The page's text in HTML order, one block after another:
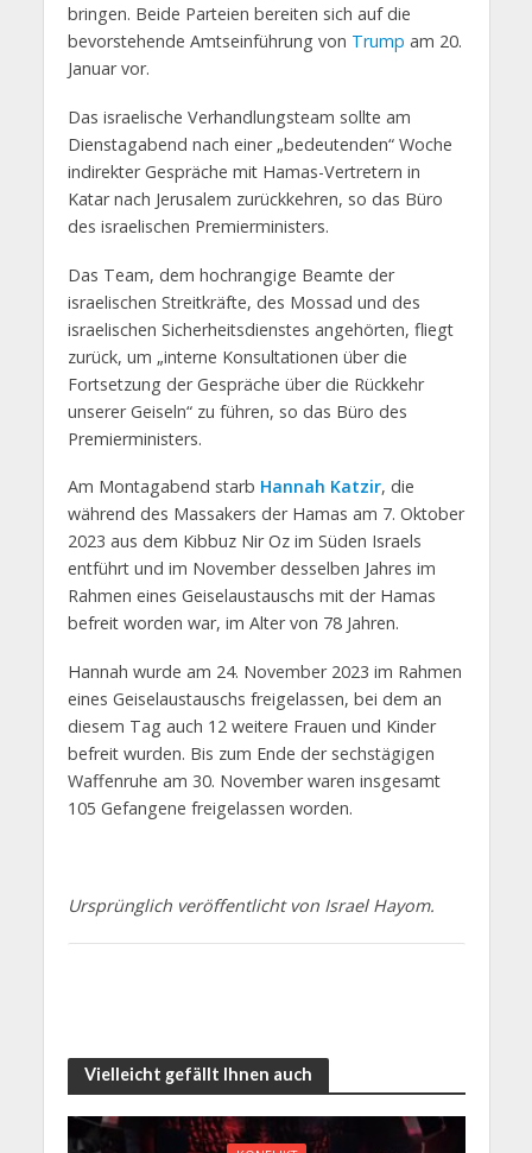
bringen. Beide Parteien bereiten sich auf die
bevorstehende Amtseinführung von Trump am 20.
Januar vor.
Das israelische Verhandlungsteam sollte am
Dienstagabend nach einer „bedeutenden“ Woche
indirekter Gespräche mit Hamas-Vertretern in
Katar nach Jerusalem zurückkehren, so das Büro
des israelischen Premierministers.
Das Team, dem hochrangige Beamte der
israelischen Streitkräfte, des Mossad und des
israelischen Sicherheitsdienstes angehörten, fliegt
zurück, um „interne Konsultationen über die
Fortsetzung der Gespräche über die Rückkehr
unserer Geiseln“ zu führen, so das Büro des
Premierministers.
Am Montagabend starb Hannah Katzir, die
während des Massakers der Hamas am 7. Oktober
2023 aus dem Kibbuz Nir Oz im Süden Israels
entführt und im November desselben Jahres im
Rahmen eines Geiselaustauschs mit der Hamas
befreit worden war, im Alter von 78 Jahren.
Hannah wurde am 24. November 2023 im Rahmen
eines Geiselaustauschs freigelassen, bei dem an
diesem Tag auch 12 weitere Frauen und Kinder
befreit wurden. Bis zum Ende der sechstägigen
Waffenruhe am 30. November waren insgesamt
105 Gefangene freigelassen worden.
Ursprünglich veröffentlicht von Israel Hayom.
Vielleicht gefällt Ihnen auch